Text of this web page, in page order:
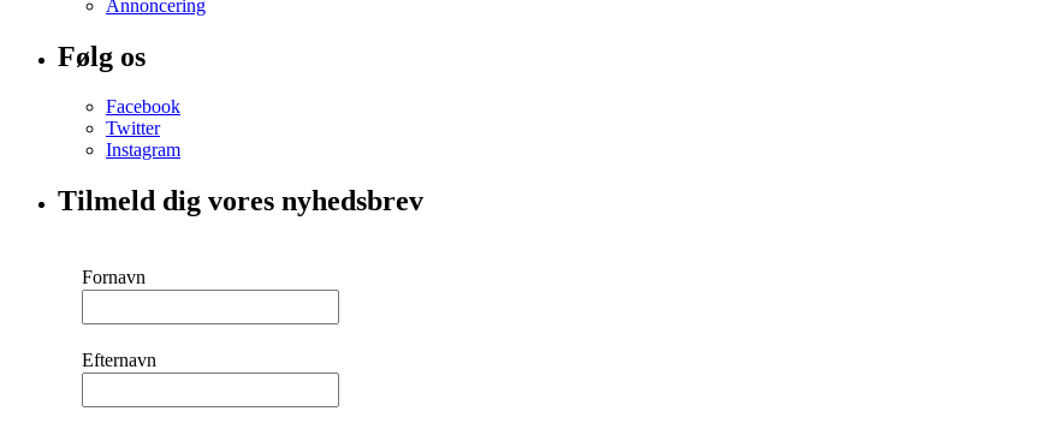
Annoncering
Følg os
Facebook
Twitter
Instagram
Tilmeld dig vores nyhedsbrev
Fornavn
Efternavn